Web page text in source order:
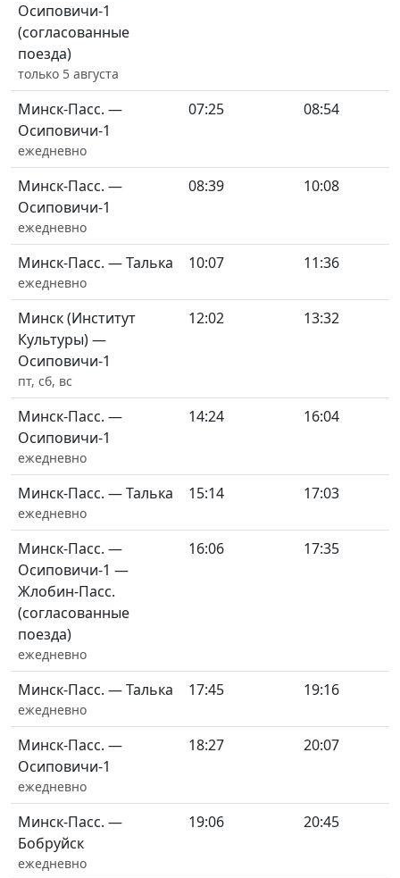
Осиповичи-1
(согласованные
поезда)
только 5 августа
Минск-Пасс. —
Осиповичи-1
ежедневно
07:25 08:54
Минск-Пасс. —
Осиповичи-1
ежедневно
08:39 10:08
Минск-Пасс. — Талька
ежедневно
10:07 11:36
Минск (Институт
Культуры) —
Осиповичи-1
пт, сб, вс
12:02 13:32
Минск-Пасс. —
Осиповичи-1
ежедневно
14:24 16:04
Минск-Пасс. — Талька
ежедневно
15:14 17:03
Минск-Пасс. —
Осиповичи-1 —
Жлобин-Пасс.
(согласованные
поезда)
ежедневно
16:06 17:35
Минск-Пасс. — Талька
ежедневно
17:45 19:16
Минск-Пасс. —
Осиповичи-1
ежедневно
18:27 20:07
Минск-Пасс. —
Бобруйск
ежедневно
19:06 20:45